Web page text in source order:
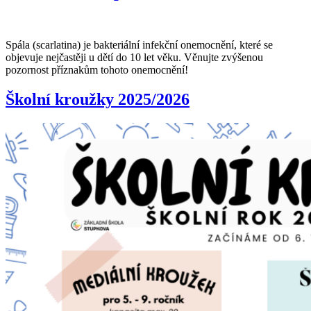
Spála (scarlatina) je bakteriální infekční onemocnění, které se
objevuje nejčastěji u dětí do 10 let věku. Věnujte zvýšenou
pozornost příznakům tohoto onemocnění!
Školní kroužky 2025/2026